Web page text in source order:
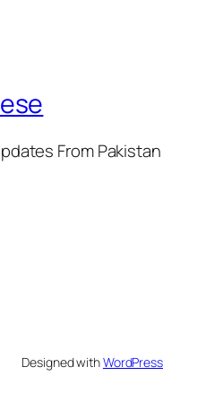
From Pakistan
Designed withWordPress